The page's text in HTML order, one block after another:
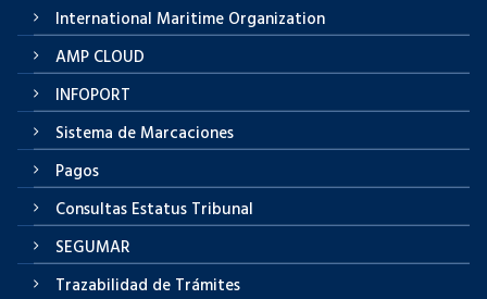
International Maritime Organization
AMP CLOUD
INFOPORT
Sistema de Marcaciones
Pagos
Consultas Estatus Tribunal
SEGUMAR
Trazabilidad de Trámites